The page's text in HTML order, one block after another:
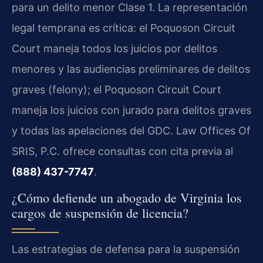
para un delito menor Clase 1. La representación
legal temprana es crítica: el Poquoson Circuit
Court maneja todos los juicios por delitos
menores y las audiencias preliminares de delitos
graves (felony); el Poquoson Circuit Court
maneja los juicios con jurado para delitos graves
y todas las apelaciones del GDC. Law Offices Of
SRIS, P.C. ofrece consultas con cita previa al
(888) 437-7747.
¿Cómo defiende un abogado de Virginia los
cargos de suspensión de licencia?
Las estrategias de defensa para la suspensión